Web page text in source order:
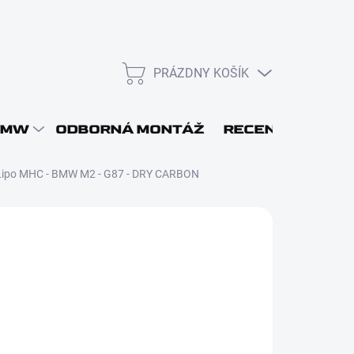
NÁKUPNÝ
PRÁZDNY KOŠÍK
ODBORNÁ MONTÁŽ RECENZIE
MHC - BMW M2 - G87 - DRY CARBON